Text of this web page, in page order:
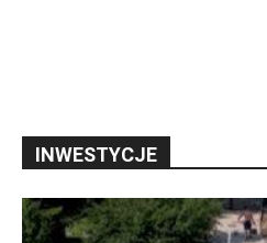
INWESTYCJE